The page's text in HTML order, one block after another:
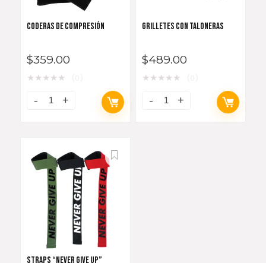
CODERAS DE COMPRESIÓN
$359.00
★★★★★
GRILLETES CON TALONERAS
$489.00
★★★★★
STRAPS “NEVER GIVE UP”